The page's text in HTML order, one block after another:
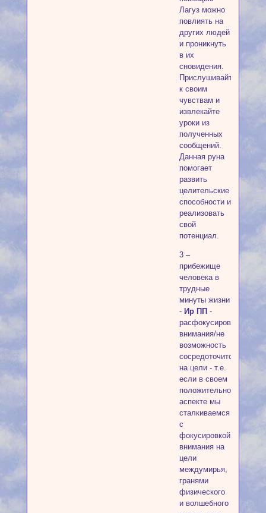
Лагуз можно
повлиять на
других людей
и проникнуть
в их
сновидения.
Прислушивайтесь
к своим
чувствам и
извлекайте
уроки из
полученных
сообщений.
Данная руна
помогает
развить
целительские
способности и
реализовать
свой
потенциал.
3 –
прибежище
человека в
трудные
минуты жизни
- Ир ПП -
расфокусировка
внимания/не
возможность
сосредоточится
на цели - т.е.
если в своем
положительном
аспекте мы
сталкиваемся
с
фокусировкой
внимания на
цели
междумирья,
гранями
физического
и волшебного